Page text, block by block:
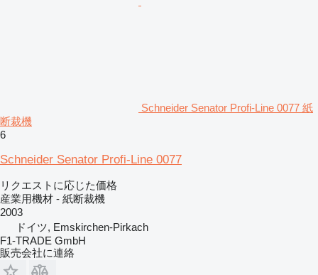
Schneider Senator Profi-Line 0077 紙
断裁機
6
Schneider Senator Profi-Line 0077
リクエストに応じた価格
産業用機材 - 紙断裁機
2003
ドイツ, Emskirchen-Pirkach
F1-TRADE GmbH
販売会社に連絡